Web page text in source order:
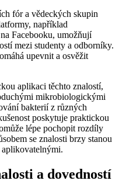
fór a vědeckých skupin
například
Facebooku, umožňují
mezi studenty a odborníky.
upevnit a osvěžit
aplikaci těchto znalostí,
mikrobiologickými
bakterií z různých
poskytuje praktickou
lépe pochopit rozdíly
se znalosti brzy stanou
a dovedností